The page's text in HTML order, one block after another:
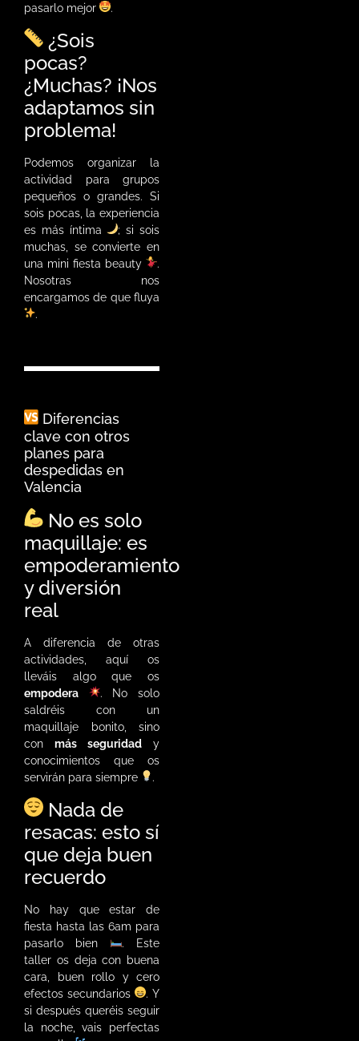
pasarlo mejor
.
¿Sois
pocas?
¿Muchas? ¡Nos
adaptamos sin
problema!
Podemos organizar la
actividad para grupos
pequeños o grandes. Si
sois pocas, la experiencia
es más íntima
; si sois
muchas, se convierte en
una mini fiesta beauty
.
Nosotras nos
encargamos de que fluya
.
Diferencias
clave con otros
planes para
despedidas en
Valencia
No es solo
maquillaje: es
empoderamiento
y diversión
real
A diferencia de otras
actividades, aquí os
lleváis algo que os
empodera
. No solo
saldréis con un
maquillaje bonito, sino
conmás seguridad y
conocimientos que os
servirán para siempre
.
Nada de
resacas: esto sí
que deja buen
recuerdo
No hay que estar de
fiesta hasta las 6am para
pasarlo bien
. Este
taller os deja con buena
cara, buen rollo y cero
efectos secundarios
. Y
si después queréis seguir
la noche, vais perfectas